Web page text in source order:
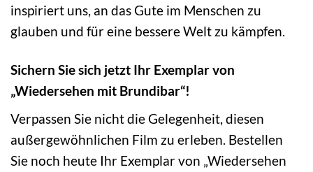
inspiriert uns, an das Gute im Menschen zu
glauben und für eine bessere Welt zu kämpfen.
Sichern Sie sich jetzt Ihr Exemplar von
„Wiedersehen mit Brundibar“!
Verpassen Sie nicht die Gelegenheit, diesen
außergewöhnlichen Film zu erleben. Bestellen
Sie noch heute Ihr Exemplar von „Wiedersehen